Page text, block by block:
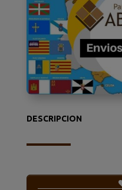
DESCRIPCION